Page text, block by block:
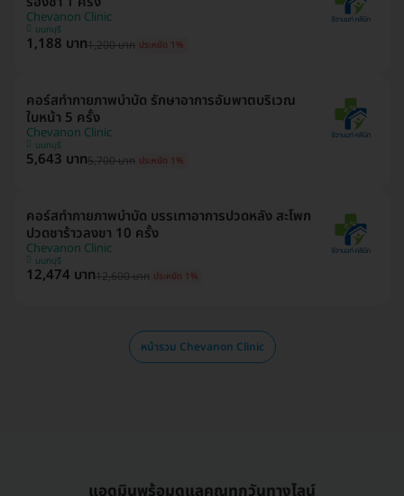
Chevanon Clinic
นนทบุรี
1,188 บาท1,200 บาท ประหยัด 1%
คอร์สทำกายภาพบำบัด รักษาอาการอัมพาตบริเวณ
ใบหน้า 5 ครั้ง
Chevanon Clinic
นนทบุรี
5,643 บาท5,700 บาท ประหยัด 1%
คอร์สทำกายภาพบำบัด บรรเทาอาการปวดหลัง สะโพก
ปวดชาร้าวลงขา 10 ครั้ง
Chevanon Clinic
นนทบุรี
12,474 บาท12,600 บาท ประหยัด 1%
หน้ารวม Chevanon Clinic
แอดมินพร้อมดูแลคุณทุกวันทางไลน์